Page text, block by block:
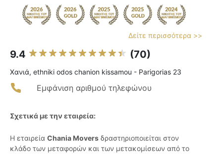
Δείτε περισσότερα >>
9.4 (70)
Χανιά, ethniki odos chanion kissamou - Parigorias 23
Εμφάνιση αριθμού τηλεφώνου
Σχετικά με την εταιρεία:
Η εταιρεία Chania Movers δραστηριοποιείται στον
κλάδο των μεταφορών και των μετακομίσεων από το